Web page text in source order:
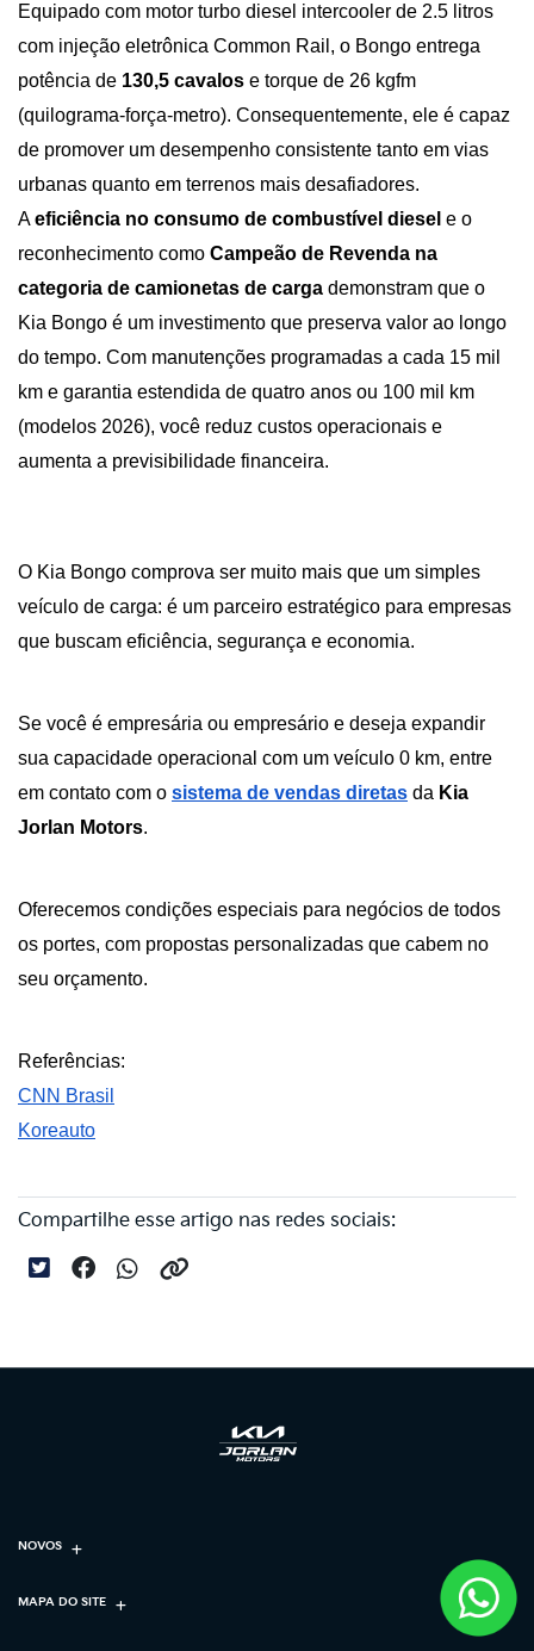
Equipado com motor turbo diesel intercooler de 2.5 litros
com injeção eletrônica Common Rail, o Bongo entrega
potência de 130,5 cavalos e torque de 26 kgfm
(quilograma-força-metro). Consequentemente, ele é capaz
de promover um desempenho consistente tanto em vias
urbanas quanto em terrenos mais desafiadores.
A eficiência no consumo de combustível diesel e o
reconhecimento como Campeão de Revenda na
categoria de camionetas de carga demonstram que o
Kia Bongo é um investimento que preserva valor ao longo
do tempo. Com manutenções programadas a cada 15 mil
km e garantia estendida de quatro anos ou 100 mil km
(modelos 2026), você reduz custos operacionais e
aumenta a previsibilidade financeira.
O Kia Bongo comprova ser muito mais que um simples
veículo de carga: é um parceiro estratégico para empresas
que buscam eficiência, segurança e economia.
Se você é empresária ou empresário e deseja expandir
sua capacidade operacional com um veículo 0 km, entre
em contato com o sistema de vendas diretas da Kia
Jorlan Motors.
Oferecemos condições especiais para negócios de todos
os portes, com propostas personalizadas que cabem no
seu orçamento.
Referências:
CNN Brasil
Koreauto
Compartilhe esse artigo nas redes sociais:
NOVOS
MAPA DO SITE